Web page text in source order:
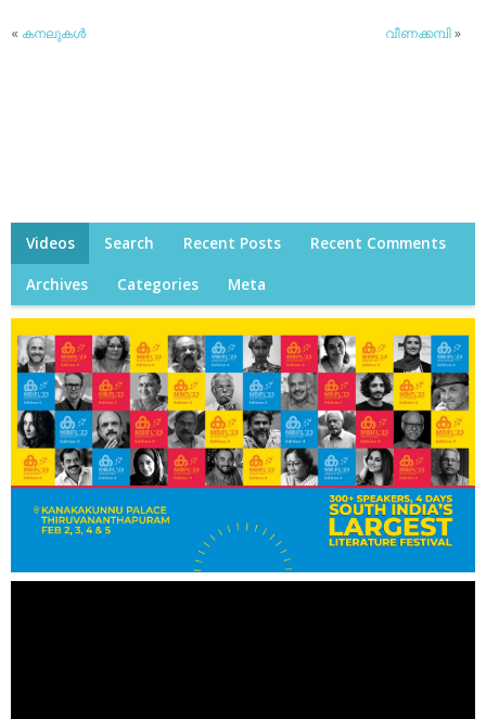
« കനലുകള്‍ വീണക്കമ്പി»
Videos Search Recent Posts Recent Comments
Archives Categories Meta